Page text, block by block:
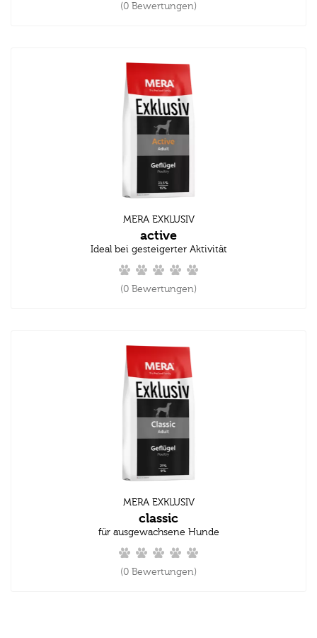
(0 Bewertungen)
MERA EXKLUSIV
active
Ideal bei gesteigerter Aktivität
(0 Bewertungen)
MERA EXKLUSIV
classic
für ausgewachsene Hunde
(0 Bewertungen)